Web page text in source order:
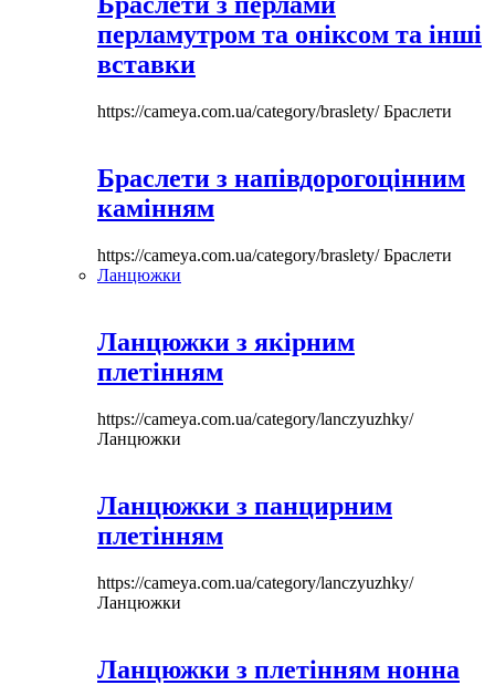
перламутром та оніксом та інші
вставки
https://cameya.com.ua/category/braslety/Браслети
Браслети з напівдорогоцінним
камінням
https://cameya.com.ua/category/braslety/Браслети
Ланцюжки
Ланцюжки з якірним
плетінням
https://cameya.com.ua/category/lanczyuzhky/
Ланцюжки
Ланцюжки з панцирним
плетінням
https://cameya.com.ua/category/lanczyuzhky/
Ланцюжки
Ланцюжки з плетінням нонна